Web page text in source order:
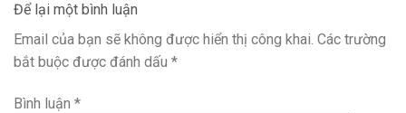
Để lại một bình luận
Email của bạn sẽ không được hiển thị công khai. Các trường
bắt buộc được đánh dấu *
Bình luận *